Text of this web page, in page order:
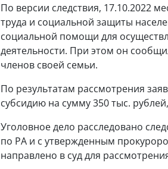
По версии следствия, 17.10.2022
труда и социальной защиты
социальной помощи для
деятельности. При этом он
членов своей семьи.
По результатам рассмотрения
субсидию на сумму 350 тыс.
Уголовное дело расследовано
по РА и с утвержденным
направлено в суд для